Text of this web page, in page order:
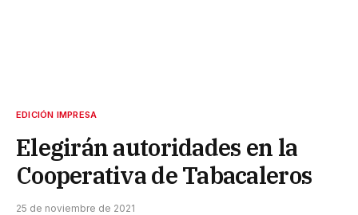
EDICIÓN IMPRESA
Elegirán autoridades en la
Cooperativa de Tabacaleros
25 de noviembre de 2021